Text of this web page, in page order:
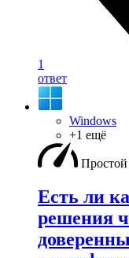
1
ответ
Windows
+1 ещё
Простой
Есть ли
решения